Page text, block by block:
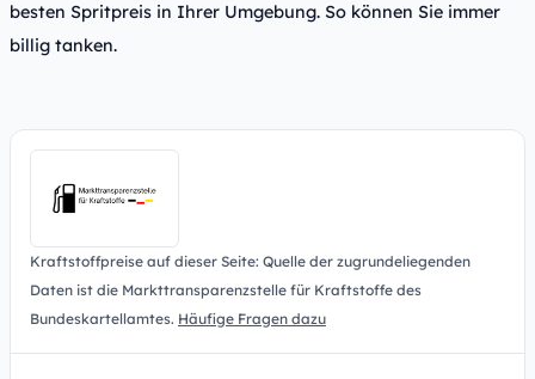
besten Spritpreis in Ihrer Umgebung. So können Sie immer
billig tanken.
Kraftstoffpreise auf dieser Seite: Quelle der zugrundeliegenden
Daten ist die Markttransparenzstelle für Kraftstoffe des
Bundeskartellamtes. Häufige Fragen dazu